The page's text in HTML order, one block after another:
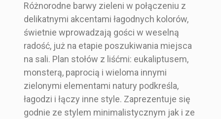
Różnorodne barwy zieleni w połączeniu z
delikatnymi akcentami łagodnych kolorów,
świetnie wprowadzają gości w weselną
radość, już na etapie poszukiwania miejsca
na sali. Plan stołów z liśćmi: eukaliptusem,
monsterą, paprocią i wieloma innymi
zielonymi elementami natury podkreśla,
łagodzi i łączy inne style. Zaprezentuje się
godnie ze stylem minimalistycznym jak i ze